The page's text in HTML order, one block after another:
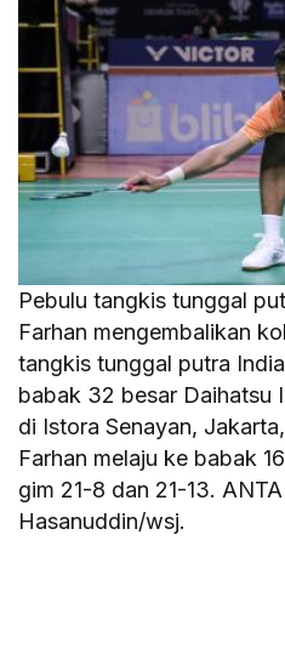
Pebulu tangkis tunggal
Farhan mengembalikan
tangkis tunggal putra
babak 32 besar Daihatsu
di Istora Senayan,
Farhan melaju ke babak
gim 21-8 dan 21-13.
Hasanuddin/wsj.